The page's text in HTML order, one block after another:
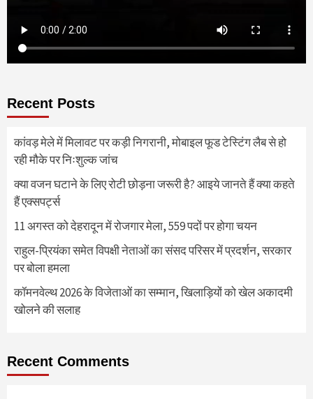
Recent Posts
कांवड़ मेले में मिलावट पर कड़ी निगरानी, मोबाइल फूड टेस्टिंग लैब से हो
रही मौके पर निःशुल्क जांच
क्या वजन घटाने के लिए रोटी छोड़ना जरूरी है? आइये जानते हैं क्या कहते
हैं एक्सपर्ट्स
11 अगस्त को देहरादून में रोजगार मेला, 559 पदों पर होगा चयन
राहुल-प्रियंका समेत विपक्षी नेताओं का संसद परिसर में प्रदर्शन, सरकार
पर बोला हमला
कॉमनवेल्थ 2026 के विजेताओं का सम्मान, खिलाड़ियों को खेल अकादमी
खोलने की सलाह
Recent Comments